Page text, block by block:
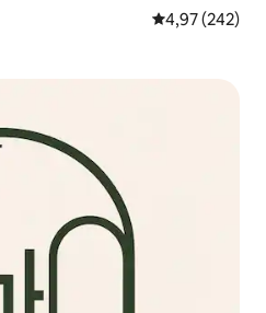
5 üzerinden
4,97 (242)